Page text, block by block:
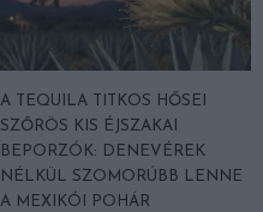
A TEQUILA TITKOS HŐSEI
SZŐRÖS KIS ÉJSZAKAI
BEPORZÓK: DENEVÉREK
NÉLKÜL SZOMORÚBB LENNE
A MEXIKÓI POHÁR